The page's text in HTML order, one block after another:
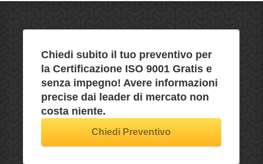
Chiedi subito il tuo preventivo per
la Certificazione ISO 9001 Gratis e
senza impegno! Avere informazioni
precise dai leader di mercato non
costa niente.
Chiedi Preventivo